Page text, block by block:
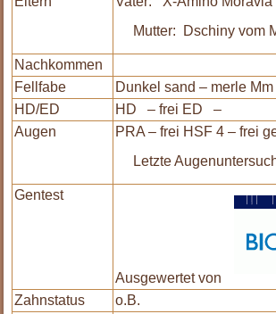
Mutter: Dschiny vom
Nachkommen
Fellfabe
Dunkel sand – merle Mm
HD/ED
HD – frei ED –
Augen
PRA – frei HSF 4 – frei
Letzte
Gentest
Ausgewertet von
Zahnstatus
o.B.